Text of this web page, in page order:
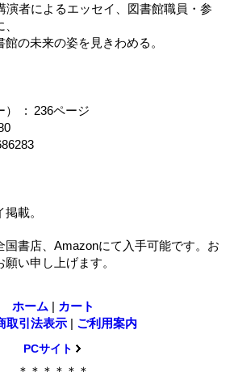
演者によるエッセイ、図書館職員・参
の未来の姿を見きわめる。
単行本（ソフトカバー） ‏ : ‎ 236ページ
載。
国書店、Amazonにて入手可能です。お
い申し上げます。
ホーム | カート
取引法表示 | ご利用案内
PCサイト